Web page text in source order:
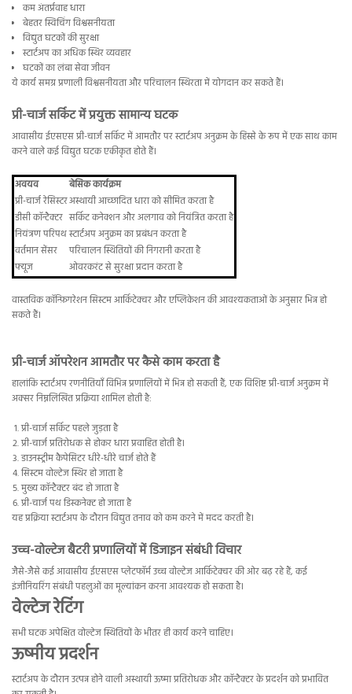
कम अंतर्प्रवाह धारा
बेहतर स्विचिंग विश्वसनीयता
विद्युत घटकों की सुरक्षा
स्टार्टअप का अधिक स्थिर व्यवहार
घटकों का लंबा सेवा जीवन
ये कार्य समग्र प्रणाली विश्वसनीयता और परिचालन स्थिरता में योगदान कर सकते हैं।
प्री-चार्ज सर्किट में प्रयुक्त सामान्य घटक
आवासीय ईएसएस प्री-चार्ज सर्किट में आमतौर पर स्टार्टअप अनुक्रम के हिस्से के रूप में एक साथ काम
करने वाले कई विद्युत घटक एकीकृत होते हैं।
अवयव
बेसिक कार्यक्रम
प्री-चार्ज रेसिस्टरअस्थायी आच्छादित धारा को सीमित करता है
डीसी कॉन्टैक्टर सर्किट कनेक्शन और अलगाव को नियंत्रित करता है
नियंत्रण परिपथस्टार्टअप अनुक्रम का प्रबंधन करता है
वर्तमान सेंसर
परिचालन स्थितियों की निगरानी करता है
फ्यूज
ओवरकरंट से सुरक्षा प्रदान करता है
वास्तविक कॉन्फ़िगरेशन सिस्टम आर्किटेक्चर और एप्लिकेशन की आवश्यकताओं के अनुसार भिन्न हो
सकते हैं।
प्री-चार्ज ऑपरेशन आमतौर पर कैसे काम करता है
हालांकि स्टार्टअप रणनीतियाँ विभिन्न प्रणालियों में भिन्न हो सकती हैं, एक विशिष्ट प्री-चार्ज अनुक्रम में
अक्सर निम्नलिखित प्रक्रिया शामिल होती है:
प्री-चार्ज सर्किट पहले जुड़ता है
प्री-चार्ज प्रतिरोधक से होकर धारा प्रवाहित होती है।
डाउनस्ट्रीम कैपेसिटर धीरे-धीरे चार्ज होते हैं
सिस्टम वोल्टेज स्थिर हो जाता है
मुख्य कॉन्टैक्टर बंद हो जाता है
प्री-चार्ज पथ डिस्कनेक्ट हो जाता है
यह प्रक्रिया स्टार्टअप के दौरान विद्युत तनाव को कम करने में मदद करती है।
उच्च-वोल्टेज बैटरी प्रणालियों में डिजाइन संबंधी विचार
जैसे-जैसे कई आवासीय ईएसएस प्लेटफॉर्म उच्च वोल्टेज आर्किटेक्चर की ओर बढ़ रहे हैं, कई
इंजीनियरिंग संबंधी पहलुओं का मूल्यांकन करना आवश्यक हो सकता है।
वेल्टेज रेटिंग
सभी घटक अपेक्षित वोल्टेज स्थितियों के भीतर ही कार्य करने चाहिए।
ऊष्मीय प्रदर्शन
स्टार्टअप के दौरान उत्पन्न होने वाली अस्थायी ऊष्मा प्रतिरोधक और कॉन्टैक्टर के प्रदर्शन को प्रभावित